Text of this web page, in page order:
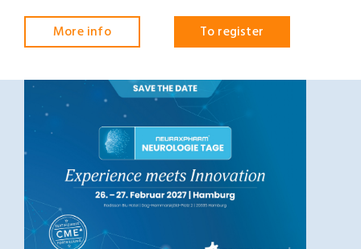
More info To register